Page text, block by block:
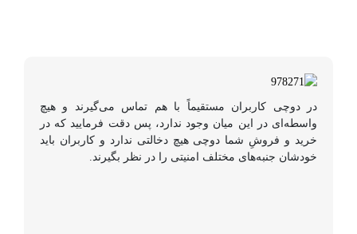
در دوچی کاربران مستقیماً با هم تماس می‌گیرند و هیچ
واسطه‌ای در این میان وجود ندارد، پس دقت فرمایید که در
خرید و فروشِ شما دوچی هیچ دخالتی ندارد و کاربران باید
خودشان جنبه‌های مختلف امنیتی را در نظر بگیرند.